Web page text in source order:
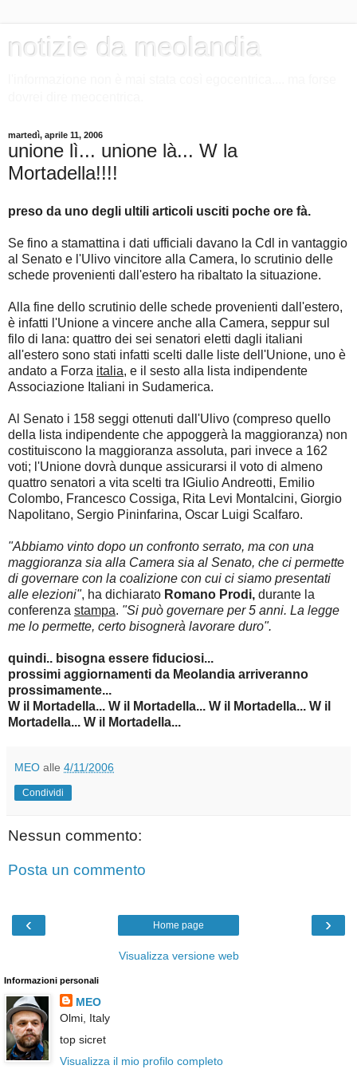
notizie da meolandia
martedì, aprile 11, 2006
unione lì... unione là... W la
Mortadella!!!!
preso da uno degli ultili articoli usciti poche ore fà.
Se fino a stamattina i dati ufficiali davano la Cdl in vantaggio
al Senato e l'Ulivo vincitore alla Camera, lo scrutinio delle
schede provenienti dall'estero ha ribaltato la situazione.
Alla fine dello scrutinio delle schede provenienti dall'estero,
è infatti l'Unione a vincere anche alla Camera, seppur sul
filo di lana: quattro dei sei senatori eletti dagli italiani
all'estero sono stati infatti scelti dalle liste dell'Unione, uno è
andato a Forza italia, e il sesto alla lista indipendente
Associazione Italiani in Sudamerica.
Al Senato i 158 seggi ottenuti dall'Ulivo (compreso quello
della lista indipendente che appoggerà la maggioranza) non
costituiscono la maggioranza assoluta, pari invece a 162
voti; l'Unione dovrà dunque assicurarsi il voto di almeno
quattro senatori a vita scelti tra IGiulio Andreotti, Emilio
Colombo, Francesco Cossiga, Rita Levi Montalcini, Giorgio
Napolitano, Sergio Pininfarina, Oscar Luigi Scalfaro.
"Abbiamo vinto dopo un confronto serrato, ma con una
maggioranza sia alla Camera sia al Senato, che ci permette
di governare con la coalizione con cui ci siamo presentati
alle elezioni", ha dichiarato Romano Prodi, durante la
conferenza stampa. "Si può governare per 5 anni. La legge
me lo permette, certo bisognerà lavorare duro".
quindi.. bisogna essere fiduciosi...
prossimi aggiornamenti da Meolandia arriveranno
prossimamente...
W il Mortadella... W il Mortadella... W il Mortadella... W il
Mortadella... W il Mortadella...
MEO alle 4/11/2006
Condividi
Nessun commento:
Posta un commento
‹ ›
Home page
Visualizza versione web
Informazioni personali
MEO
Olmi, Italy
top sicret
Visualizza il mio profilo completo